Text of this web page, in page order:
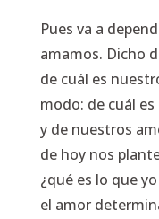
Pues va a
amamos. Dicho
de cuál es
modo: de cuál
y de nuestros
de hoy nos
¿qué es lo que
el amor